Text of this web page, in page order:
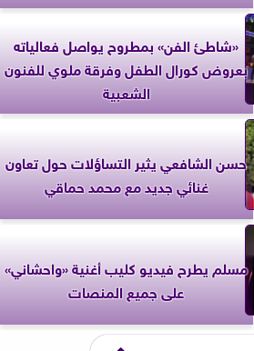
«شاطئ الفن» بمطروح يواصل فعالياته
بعروض كورال الطفل وفرقة ملوي للفنون
الشعبية
حسن الشافعي يثير التساؤلات حول تعاون
غنائي جديد مع محمد حماقي
مسلم يطرح فيديو كليب أغنية «واحشاني»
على جميع المنصات